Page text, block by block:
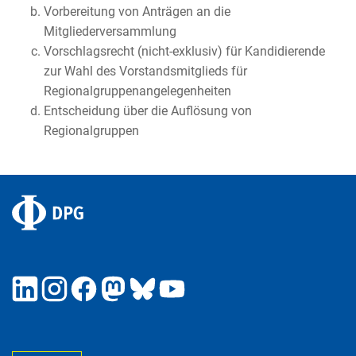
Vorbereitung von Anträgen an die
Mitgliederversammlung
Vorschlagsrecht (nicht-exklusiv) für Kandidierende
zur Wahl des Vorstandsmitglieds für
Regionalgruppenangelegenheiten
Entscheidung über die Auflösung von
Regionalgruppen